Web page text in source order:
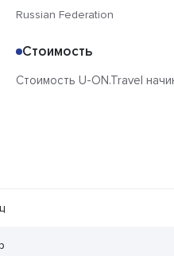
Russian Federation
Стоимость
Стоимость U-ON.Travel